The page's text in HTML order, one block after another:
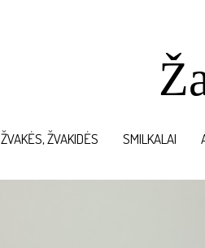
ŽVAKĖS, ŽVAKIDĖS SMILKALAI